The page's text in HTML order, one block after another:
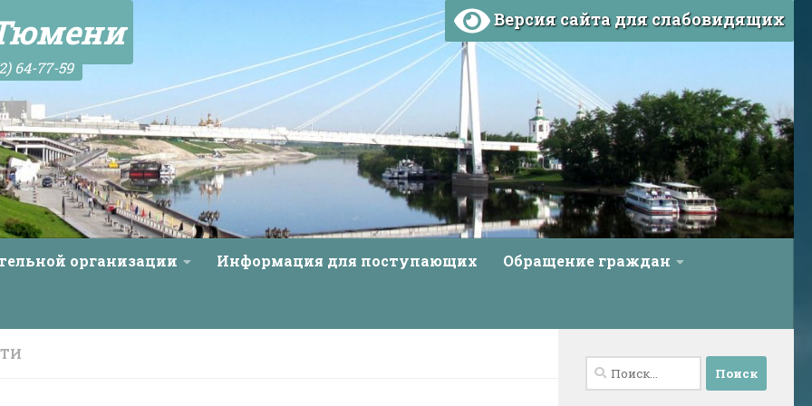
64-77-59
Версия сайта для слабовидящих
организации Информация для поступающих Обращение граждан
Найти: